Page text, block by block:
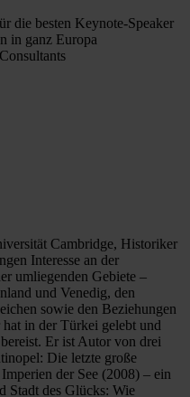
die besten Keynote-Speaker
in ganz Europa
Cambridge, Historiker
Interesse an der
umliegenden Gebiete –
und Venedig, den
sowie den Beziehungen
in der Türkei gelebt und
Er ist Autor von drei
Die letzte große
der See (2008) – ein
Stadt des Glücks: Wie